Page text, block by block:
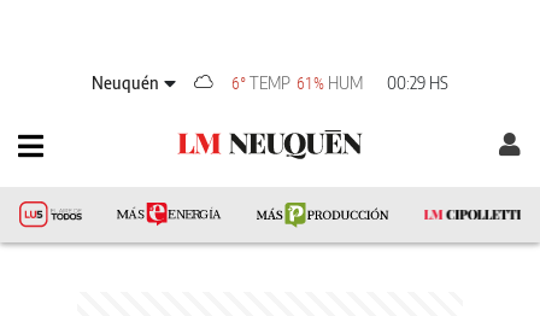
Neuquén 6°TEMP 61% HUM 00:29 HS